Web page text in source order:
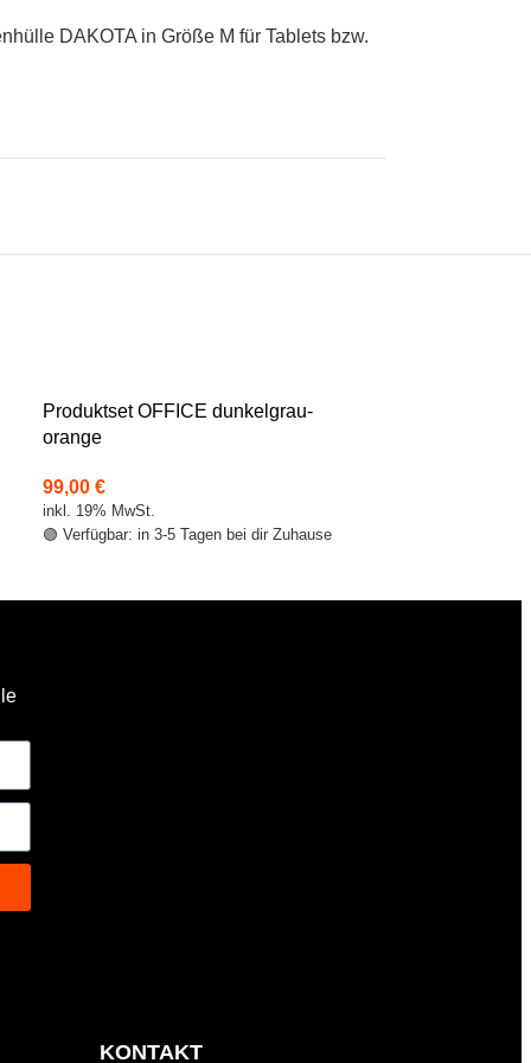
DAKOTA in Größe M für Tablets bzw.
Produktset OFFICE dunkelgrau-
orange
99,00 €
inkl. 19% MwSt.
🟢 Verfügbar: in 3-5 Tagen bei dir Zuhause
KONTAKT